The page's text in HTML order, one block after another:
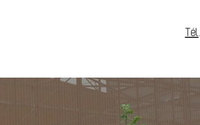
Tél.